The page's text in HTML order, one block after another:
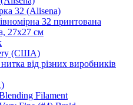
32 (Alisena)
32 принтована
27х27 см
(США)
від різних виробників
Filament